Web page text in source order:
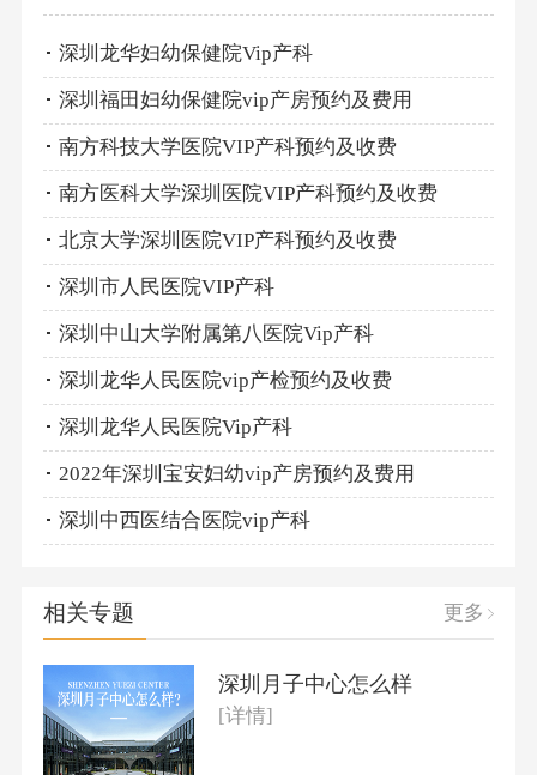
深圳龙华妇幼保健院Vip产科
深圳福田妇幼保健院vip产房预约及费用
南方科技大学医院VIP产科预约及收费
南方医科大学深圳医院VIP产科预约及收费
北京大学深圳医院VIP产科预约及收费
深圳市人民医院VIP产科
深圳中山大学附属第八医院Vip产科
深圳龙华人民医院vip产检预约及收费
深圳龙华人民医院Vip产科
2022年深圳宝安妇幼vip产房预约及费用
深圳中西医结合医院vip产科
相关专题 更多
深圳月子中心怎么样
[详情]